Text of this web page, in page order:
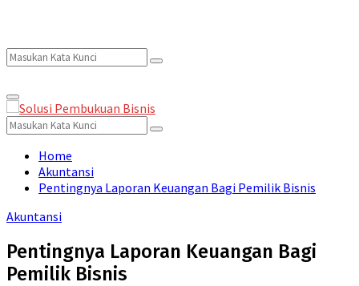
Search
for:
Search
Primary
Menu
Search
for:
Search
Home
Akuntansi
Pentingnya Laporan Keuangan Bagi Pemilik Bisnis
Akuntansi
Pentingnya Laporan Keuangan Bagi
Pemilik Bisnis